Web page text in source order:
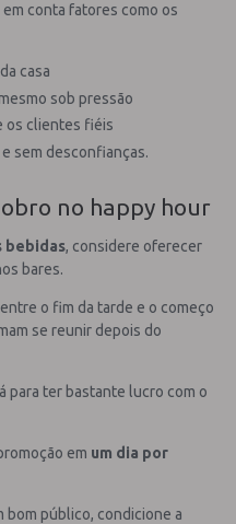
conta fatores como os
casa
sob pressão
os clientes fiéis
sem desconfianças.
no happy hour
bebidas, considere oferecer
bares.
o fim da tarde e o começo
se reunir depois do
para ter bastante lucro com o
em um dia por
bom público, condicione a